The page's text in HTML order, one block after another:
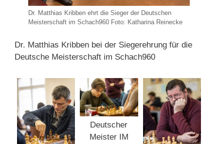
Dr. Matthias Kribben ehrt die Sieger der Deutschen
Meisterschaft im Schach960 Foto: Katharina Reinecke
Dr. Matthias Kribben bei der Siegerehrung für die
Deutsche Meisterschaft im Schach960
Deutscher
Meister IM